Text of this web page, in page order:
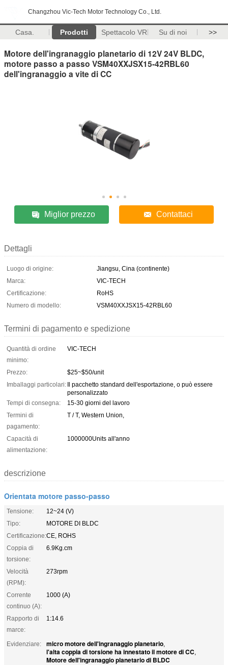
Changzhou Vic-Tech Motor Technology Co., Ltd.
Casa. Prodotti Spettacolo VR Su di noi >>
Motore dell'ingranaggio planetario di 12V 24V BLDC,
motore passo a passo VSM40XXJSX15-42RBL60
dell'ingranaggio a vite di CC
Miglior prezzo Contattaci
Dettagli
Luogo di origine:
Jiangsu, Cina (continente)
Marca:
VIC-TECH
Certificazione:
RoHS
Numero di modello:
VSM40XXJSX15-42RBL60
Termini di pagamento e spedizione
Quantità di ordine
minimo:
VIC-TECH
Prezzo:
$25~$50/unit
Imballaggi particolari: Il pacchetto standard dell'esportazione, o può essere
personalizzato
Tempi di consegna:
15-30 giorni del lavoro
Termini di
pagamento:
T / T, Western Union,
Capacità di
alimentazione:
1000000Units all'anno
descrizione
Orientata motore passo-passo
Tensione:
12~24 (V)
Tipo:
MOTORE DI BLDC
Certificazione:CE, ROHS
Coppia di
torsione:
6.9Kg.cm
Velocità
(RPM):
273rpm
Corrente
continuo (A):
1000 (A)
Rapporto di
marce:
1:14.6
Evidenziare: micro motore dell'ingranaggio planetario,
l'alta coppia di torsione ha innestato il motore di CC,
Motore dell'ingranaggio planetario di BLDC